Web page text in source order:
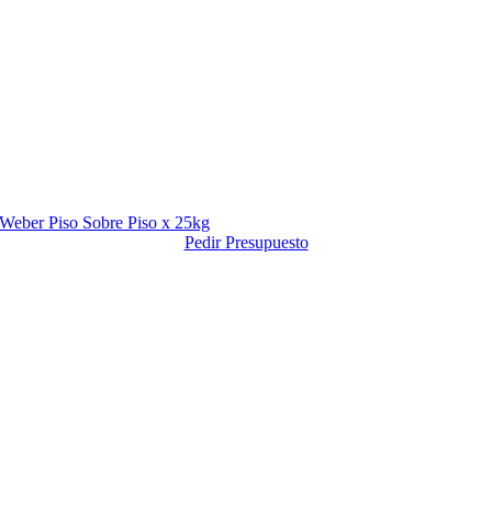
Weber Piso Sobre Piso x 25kg
Pedir Presupuesto